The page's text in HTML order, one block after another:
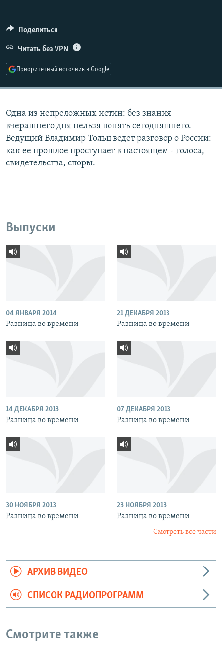
ПОДПИШИТЕСЬ НА РАССЫЛКУ
СОЦИАЛЬНЫЕ СЕТИ
Все сайты РСЕ/РС
Поделиться
Читать без VPN
Приоритетный источник в Google
Одна из непреложных истин: без знания
вчерашнего дня нельзя понять сегодняшнего.
Ведущий Владимир Тольц ведет разговор о России:
как ее прошлое проступает в настоящем - голоса,
свидетельства, споры.
Выпуски
04 ЯНВАРЯ 2014
Разница во времени
21 ДЕКАБРЯ 2013
Разница во времени
14 ДЕКАБРЯ 2013
Разница во времени
07 ДЕКАБРЯ 2013
Разница во времени
30 НОЯБРЯ 2013
Разница во времени
23 НОЯБРЯ 2013
Разница во времени
Смотреть все части
АРХИВ ВИДЕО
СПИСОК РАДИОПРОГРАММ
Смотрите также